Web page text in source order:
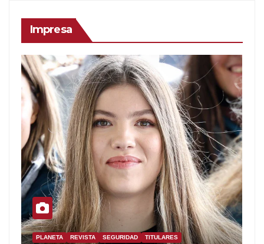
Impresa
PLANETA REVISTA SEGURIDAD TITULARES